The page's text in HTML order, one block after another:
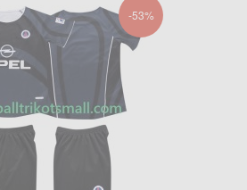
-53%